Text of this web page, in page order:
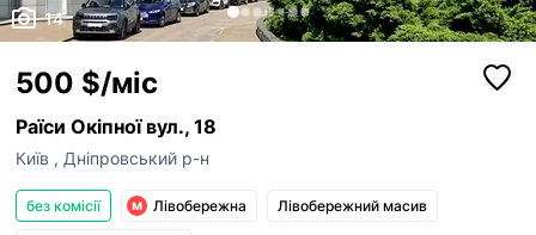
14
500 $/міс
Раїси Окіпної вул., 18
Київ , Дніпровський р-н
без комісії Лівобережна Лівобережний масив